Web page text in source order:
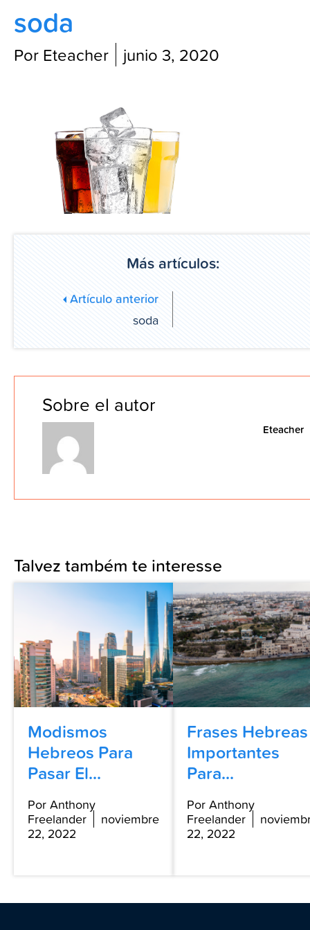
soda
Por Eteacher junio 3, 2020
Más artículos:
Artículo anterior
soda
Sobre el autor
Eteacher
Talvez também te interesse
Modismos
Hebreos Para
Pasar El...
Por Anthony
Freelander
noviembre
22, 2022
Frases Hebreas
Importantes
Para...
Por Anthony
Freelander
22, 2022